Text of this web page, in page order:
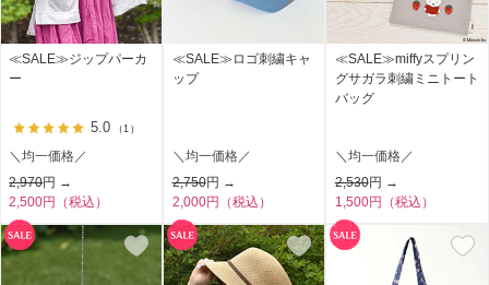
≪SALE≫ジップパーカ
ー
5.0 （1）
＼均一価格／
2,970円 →
2,500円（税込）
≪SALE≫ロゴ刺繍キャ
ップ
＼均一価格／
2,750円 →
2,000円（税込）
≪SALE≫miffyスプリン
グサガラ刺繍ミニトート
バッグ
＼均一価格／
2,530円 →
1,500円（税込）